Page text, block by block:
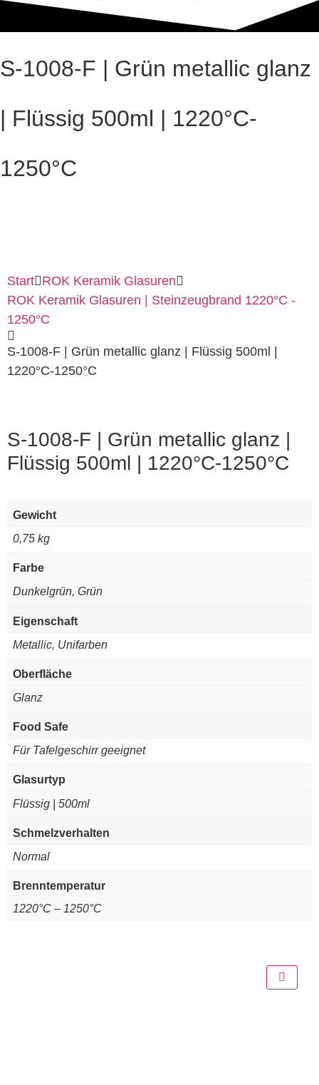
S-1008-F | Grün metallic glanz
| Flüssig 500ml | 1220°C-
1250°C
Start ROK Keramik Glasuren
ROK Keramik Glasuren | Steinzeugbrand 1220°C -
1250°C
S-1008-F | Grün metallic glanz | Flüssig 500ml |
1220°C-1250°C
S-1008-F | Grün metallic glanz |
Flüssig 500ml | 1220°C-1250°C
Gewicht
0,75 kg
Farbe
Dunkelgrün, Grün
Eigenschaft
Metallic, Unifarben
Oberfläche
Glanz
Food Safe
Für Tafelgeschirr geeignet
Glasurtyp
Flüssig | 500ml
Schmelzverhalten
Normal
Brenntemperatur
1220°C – 1250°C